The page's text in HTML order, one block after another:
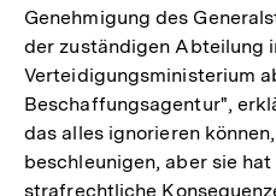
Genehmigung des
der zuständigen Abteilung
Verteidigungsministerium
Beschaffungsagentur",
das alles ignorieren
beschleunigen, aber sie
strafrechtliche